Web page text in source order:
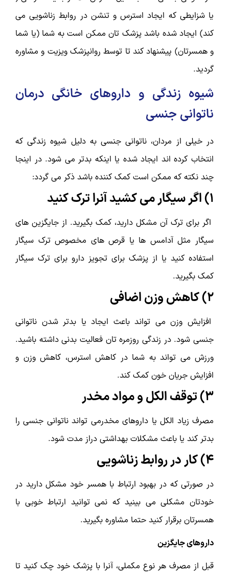
یا شزایطی که ایجاد استرس و تنشن در روابط زناشویی می
کند) ایجاد شده باشد پزشک تان ممکن است به شما (یا شما
و همسرتان) پیشنهاد کند تا توسط روانپزشک ویزیت و مشاوره
گردید.
شیوه زندگی و داروهای خانگی درمان
ناتوانی جنسی
در خیلی از مردان، ناتوانی جنسی به دلیل شیوه زندگی که
انتخاب کرده اند ایجاد شده یا اینکه بدتر می شود. در اینجا
چند نکته که ممکن است کمک کننده باشد ذکر می گردد:
1) اگر سیگار می کشید آنرا ترک کنید
اگر برای ترک آن مشکل دارید، کمک بگیرید. از جایگزین های
سیگار مثل آدامس ها یا قرص های مخصوص ترک سیگار
استفاده کنید یا از پزشک برای تجویز دارو برای ترک سیگار
کمک بگیرید.
2) کاهش وزن اضافی
افزایش وزن می تواند باعث ایجاد یا بدتر شدن ناتوانی
جنسی شود. در زندگی روزمره تان فعالیت بدنی داشته باشید.
ورزش می تواند به شما در کاهش استرس، کاهش وزن و
افزایش جریان خون کمک کند.
3) توقف الکل و مواد مخدر
مصرف زیاد الکل یا داروهای مخدرمی تواند ناتوانی جنسی را
بدتر کند یا باعث مشکلات بهداشتی دراز مدت شود.
4) کار در روابط زناشویی
در صورتی که در بهبود ارتباط با همسر خود مشکل دارید در
خودتان مشکلی می بینید که نمی توانید ارتباط خوبی با
همسرتان برقرار کنید حتما مشاوره بگیرید.
داروهای جایگزین
قبل از مصرف هر نوع مکملی، آنرا با پزشک خود چک کنید تا